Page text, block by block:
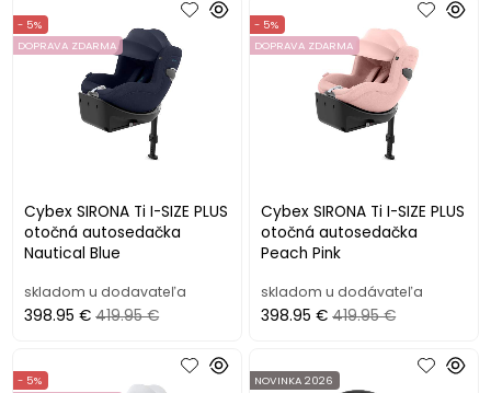
Cybex SIRONA Ti I-SIZE PLUS
otočná autosedačka
Nautical Blue
- 5%
DOPRAVA ZDARMA
skladom u dodavateľa
398.95 € 419.95 €
Cybex SIRONA Ti I-SIZE PLUS
otočná autosedačka
Peach Pink
- 5%
DOPRAVA ZDARMA
skladom u dodávateľa
398.95 € 419.95 €
- 5%
NOVINKA 2026